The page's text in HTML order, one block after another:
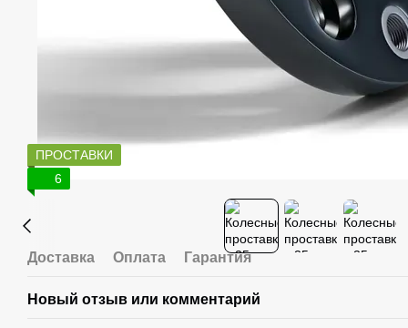
ПРОСТАВКИ
6
Доставка Оплата Гарантия
Новый отзыв или комментарий